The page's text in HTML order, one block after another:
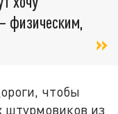
физическим,
чтобы
штурмовиков из